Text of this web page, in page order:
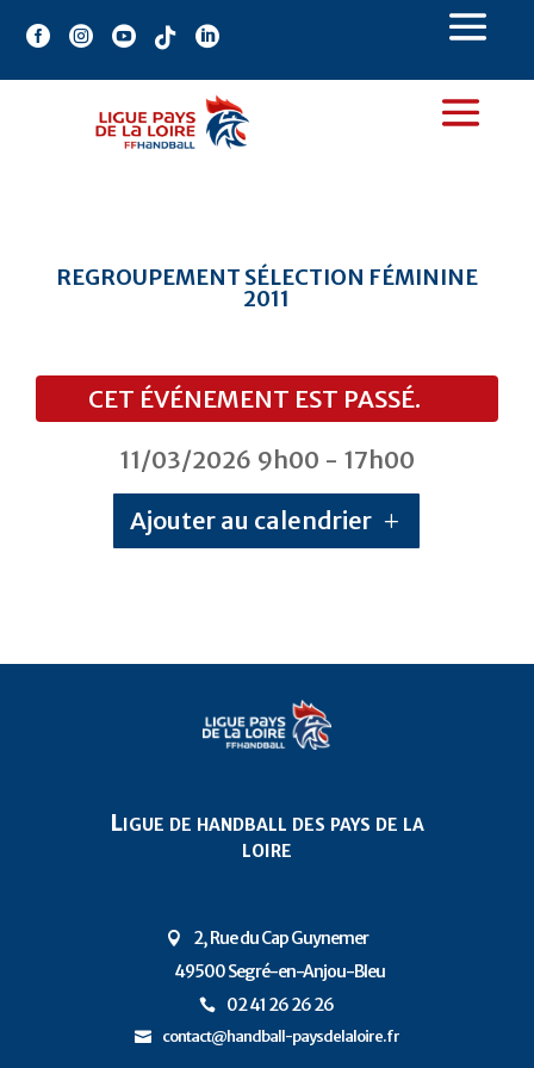
    
REGROUPEMENT SÉLECTION FÉMININE
2011
CET ÉVÉNEMENT EST PASSÉ.
11/03/2026 9h00 - 17h00
Ajouter au calendrier
Ligue de handball des pays de la
loire
 2, Rue du Cap Guynemer
49500 Segré-en-Anjou-Bleu
 02 41 26 26 26
 contact@handball-paysdelaloire.fr